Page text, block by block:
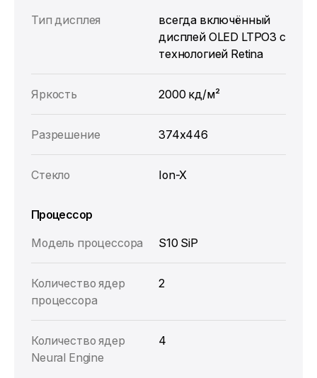
Тип дисплея
всегда включённый
дисплей OLED LTPO3 с
технологией Retina
Яркость 2000 кд/ м²
Разрешение 374х446
Стекло Ion-X
Процессор
Модель процессора
S10 SiP
Количество ядер
процессора
2
Количество ядер
Neural Engine
4